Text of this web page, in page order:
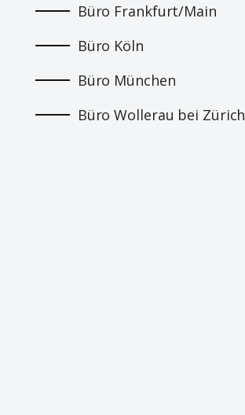
Büro Frankfurt/Main
Büro Köln
Büro München
Büro Wollerau bei Zürich